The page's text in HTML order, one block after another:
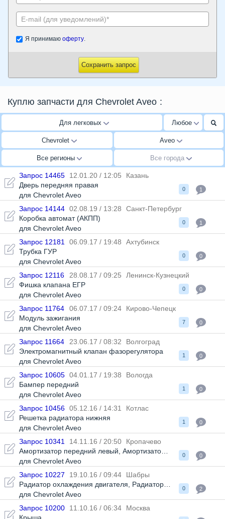
Я принимаю оферту.
Сохранить запрос
Куплю запчасти для Chevrolet Aveo :
Для легковых Любое
Chevrolet Aveo
Все регионы Все города
Запрос 14465 12.01.20 / 12:05
Казань
Дверь передняя правая
для Chevrolet Aveo
0 1
Запрос 14144 02.08.19 / 13:28
Санкт-Петербург
Коробка автомат (АКПП)
для Chevrolet Aveo
0 1
Запрос 12181 06.09.17 / 19:48
Ахтубинск
Трубка ГУР
для Chevrolet Aveo
0 0
Запрос 12116 28.08.17 / 09:25
Ленинск-Кузнецкий
Фишка клапана ЕГР
для Chevrolet Aveo
0 0
Запрос 11764 06.07.17 / 09:24
Кирово-Чепецк
Модуль зажигания
для Chevrolet Aveo
7 0
Запрос 11664 23.06.17 / 08:32
Волгоград
Электромагнитный клапан фазорегулятора
для Chevrolet Aveo
1 0
Запрос 10605 04.01.17 / 19:38
Вологда
Бампер передний
для Chevrolet Aveo
1 0
Запрос 10456 05.12.16 / 14:31
Котлас
Решетка радиатора нижняя
для Chevrolet Aveo
1 0
Запрос 10341 14.11.16 / 20:50
Кропачево
Амортизатор передний левый Амортизатор передний левый
для Chevrolet Aveo
0 0
Запрос 10227 19.10.16 / 09:44
Шабры
Радиатор охлаждения двигателя
Радиатор охлаждения
для Chevrolet Aveo
0 2
Запрос 10200 11.10.16 / 06:34
Москва